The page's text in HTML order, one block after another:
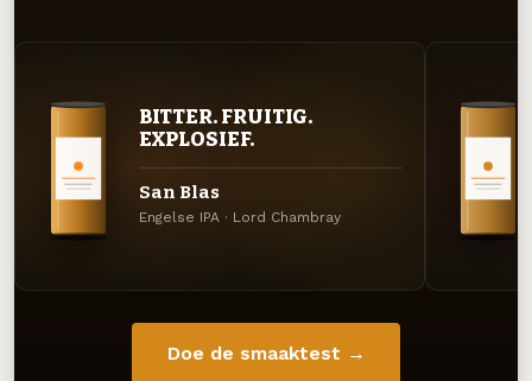
BITTER. FRUITIG.
EXPLOSIEF.
San Blas
Engelse IPA · Lord Chambray
Doe de smaaktest →